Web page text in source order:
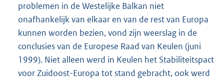
problemen in de Westelijke Balkan niet
onafhankelijk van elkaar en van de rest van Europa
kunnen worden bezien, vond zijn weerslag in de
conclusies van de Europese Raad van Keulen (juni
1999). Niet alleen werd in Keulen het Stabiliteitspact
voor Zuidoost-Europa tot stand gebracht, ook werd